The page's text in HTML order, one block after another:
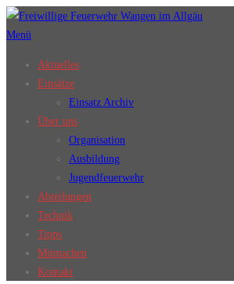
Zum
Inhalt
Menü
Aktuelles
Einsätze
Einsatz Archiv
Über uns
Organisation
Ausbildung
Jugendfeuerwehr
Abteilungen
Technik
Tipps
Mitmachen
Kontakt